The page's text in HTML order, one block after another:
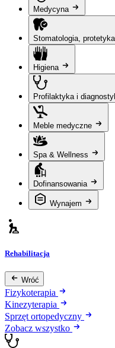
Medycyna
Stomatologia,
Higiena
Profilaktyka i
Meble medyczne
Spa & Wellness
Dofinansowania
Wynajem
Rehabilitacja
Wróć
Fizykoterapia
Kinezyterapia
Sprzęt ortopedyczny
Zobacz wszystko